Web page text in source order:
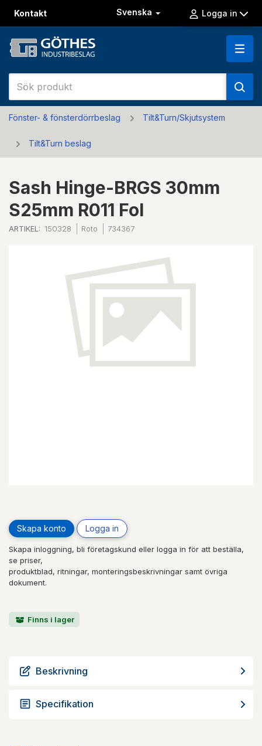
Kontakt Svenska Logga in
Fönster- & fönsterdörrbeslag Tilt&Turn/Skjutsystem
Tilt&Turn beslag
Sash Hinge-BRGS 30mm
S25mm R011 Fol
ARTIKEL: 150328 Roto 734367
Skapa konto Logga in
Skapa inloggning, bli företagskund eller logga in för att beställa,
se priser,
produktblad, ritningar, monteringsbeskrivningar samt övriga
dokument.
Finns i lager
Beskrivning
Specifikation